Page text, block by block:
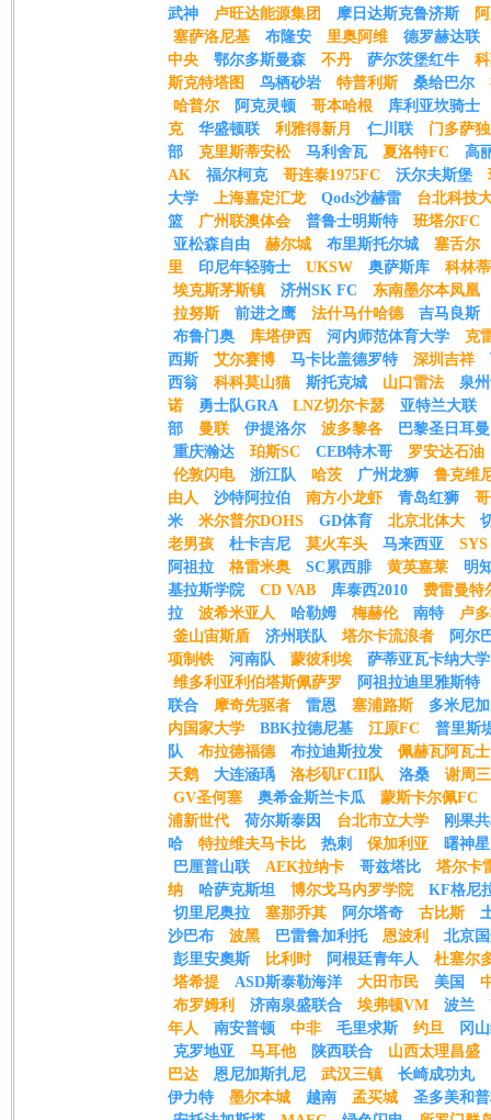
武神
卢旺达能源集团 摩日达斯克鲁济斯
塞萨洛尼基
布隆安 里奥阿维
德罗赫达联
中央
鄂尔多斯曼森 不丹 萨尔茨堡红牛
斯克特塔图
鸟栖砂岩 特普利斯 桑给巴尔
哈普尔
阿克灵顿 哥本哈根
库利亚坎骑士
克
华盛顿联 利雅得新月 仁川联
门多萨
部
克里斯蒂安松 马利舍瓦 夏洛特FC
高
AK
福尔柯克 哥连泰1975FC 沃尔夫斯堡
大学
上海嘉定汇龙 Qods沙赫雷
台北科技
篮
广州联澳体会 普鲁士明斯特
班塔尔FC
亚松森自由
赫尔城 布里斯托尔城
塞舌尔
里
印尼年轻骑士 UKSW 奥萨斯库
科林
埃克斯茅斯镇
济州SK FC
东南墨尔本凤凰
拉努斯
前进之鹰 法什马什哈德
吉马良斯
布鲁门奥
库塔伊西 河内师范体育大学
克
西斯
艾尔赛博 马卡比盖德罗特 深圳吉祥
西翁
科科莫山猫 斯托克城 山口雷法
泉
诺
勇士队GRA LNZ切尔卡瑟
亚特兰大联
部
曼联 伊提洛尔 波多黎各
巴黎圣日耳曼
重庆瀚达
珀斯SC CEB特木哥
罗安达石油
伦敦闪电
浙江队 哈茨 广州龙狮
鲁克维
由人
沙特阿拉伯 南方小龙虾 青岛红狮
米
米尔普尔DOHS GD体育 北京北体大
老男孩
杜卡吉尼 莫火车头 马来西亚
阿祖拉
格雷米奥 SC累西腓 黄英嘉莱
明
基拉斯学院
CD VAB 库泰西2010
费雷曼特
拉
波希米亚人 哈勒姆 梅赫伦 南特
卢
釜山宙斯盾
济州联队 塔尔卡流浪者
阿尔
项制铁
河南队 蒙彼利埃
萨蒂亚瓦卡纳大学
维多利亚利伯塔斯佩萨罗
阿祖拉迪里雅斯特
联合
摩奇先驱者 雷恩 塞浦路斯
多米尼加
内国家大学
BBK拉德尼基 江原FC
普里斯
队
布拉德福德 布拉迪斯拉发
佩赫瓦阿瓦士
天鹅
大连涵瑀 洛杉矶FCII队 洛桑
谢周三
GV圣何塞
奥希金斯兰卡瓜
蒙斯卡尔佩FC
浦新世代
荷尔斯泰因 台北市立大学
刚果
哈
特拉维夫马卡比 热刺 保加利亚
曙神星
巴厘普山联
AEK拉纳卡 哥兹塔比
塔尔卡
纳
哈萨克斯坦 博尔戈马内罗学院
KF格尼
切里尼奥拉
塞那乔其 阿尔塔奇 古比斯
沙巴布
波黑 巴雷鲁加利托 恩波利
北京
彭里安奧斯
比利时 阿根廷青年人
杜塞尔
塔希提
ASD斯泰勒海洋 大田市民 美国
布罗姆利
济南泉盛联合 埃弗顿VM 波兰
年人
南安普顿 中非 毛里求斯 约旦
冈
克罗地亚
马耳他 陕西联合
山西太理昌盛
巴达
恩尼加斯扎尼 武汉三镇 长崎成功丸
伊力特
墨尔本城 越南 孟买城
圣多美和